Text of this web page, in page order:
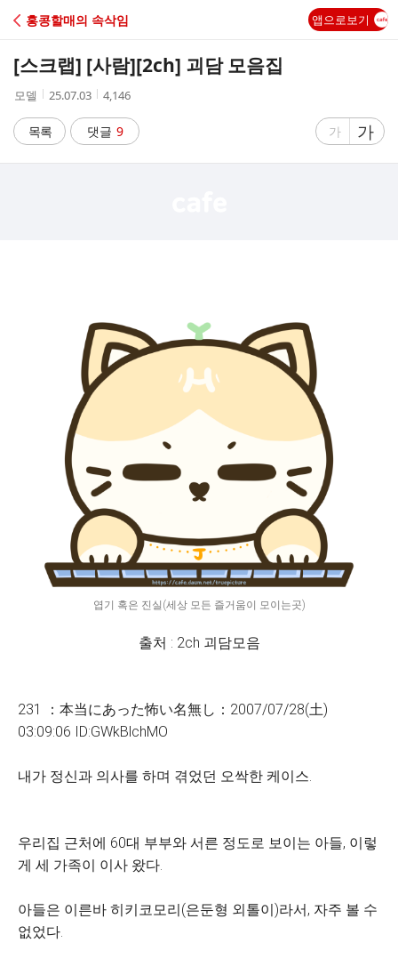
C
A
홍콩할매의 속삭임 앱으로보기
[스크랩] [사람][2ch] 괴담 모음집
작
자
모델
작
시
간
25.07.03
조
수
4,146
목록 댓글 9
글
가
글
자
가
엽기 혹은 진실(세상 모든 즐거움이 모이는곳)
출처 : 2ch 괴담모음
231 ：本当にあった怖い名無し：2007/07/28(土)
03:09:06 ID:GWkBlchMO
내가 정신과 의사를 하며 겪었던 오싹한 케이스.
우리집 근처에 60대 부부와 서른 정도로 보이는 아들, 이렇
게 세 가족이 이사 왔다.
아들은 이른바 히키코모리(은둔형 외톨이)라서, 자주 볼 수
없었다.